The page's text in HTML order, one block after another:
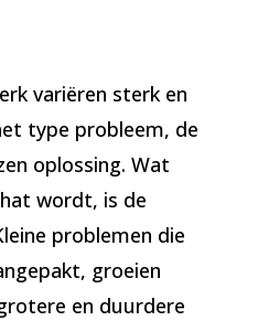
variëren sterk en
type probleem, de
oplossing. Wat
wordt, is de
problemen die
groeien
en duurdere